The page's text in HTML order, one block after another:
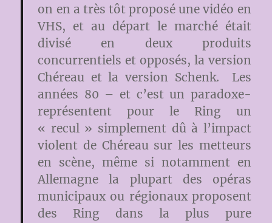
on en a très tôt proposé une vidéo en
VHS, et au départ le marché était
divisé en deux produits
concurrentiels et opposés, la version
Chéreau et la version Schenk. Les
années 80 – et c’est un paradoxe-
représentent pour le Ring un
« recul » simplement dû à l’impact
violent de Chéreau sur les metteurs
en scène, même si notamment en
Allemagne la plupart des opéras
municipaux ou régionaux proposent
des Ring dans la plus pure